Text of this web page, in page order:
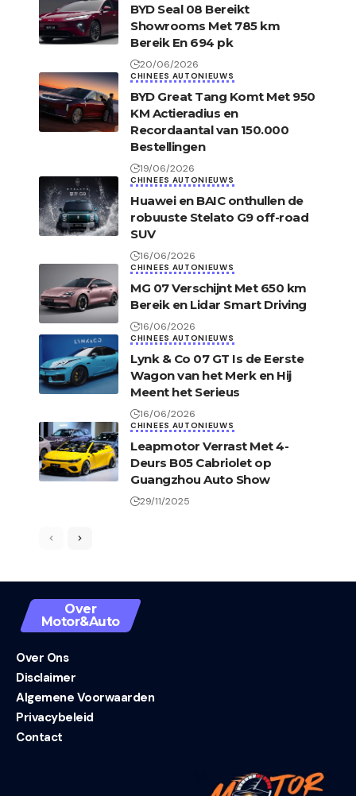
BYD Seal 08 Bereikt
Showrooms Met 785 km
Bereik En 694 pk
20/06/2026
CHINEES AUTONIEUWS
BYD Great Tang Komt Met 950
KM Actieradius en
Recordaantal van 150.000
Bestellingen
19/06/2026
CHINEES AUTONIEUWS
Huawei en BAIC onthullen de
robuuste Stelato G9 off-road
SUV
16/06/2026
CHINEES AUTONIEUWS
MG 07 Verschijnt Met 650 km
Bereik en Lidar Smart Driving
16/06/2026
CHINEES AUTONIEUWS
Lynk & Co 07 GT Is de Eerste
Wagon van het Merk en Hij
Meent het Serieus
16/06/2026
CHINEES AUTONIEUWS
Leapmotor Verrast Met 4-
Deurs B05 Cabriolet op
Guangzhou Auto Show
29/11/2025
Over
Motor&Auto
Over Ons
Disclaimer
Algemene Voorwaarden
Privacybeleid
Contact